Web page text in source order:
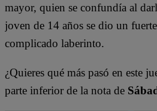
mayor, quien se confundía al
joven de 14 años se dio un
complicado laberinto.
¿Quieres qué más pasó en este
parte inferior de la nota de